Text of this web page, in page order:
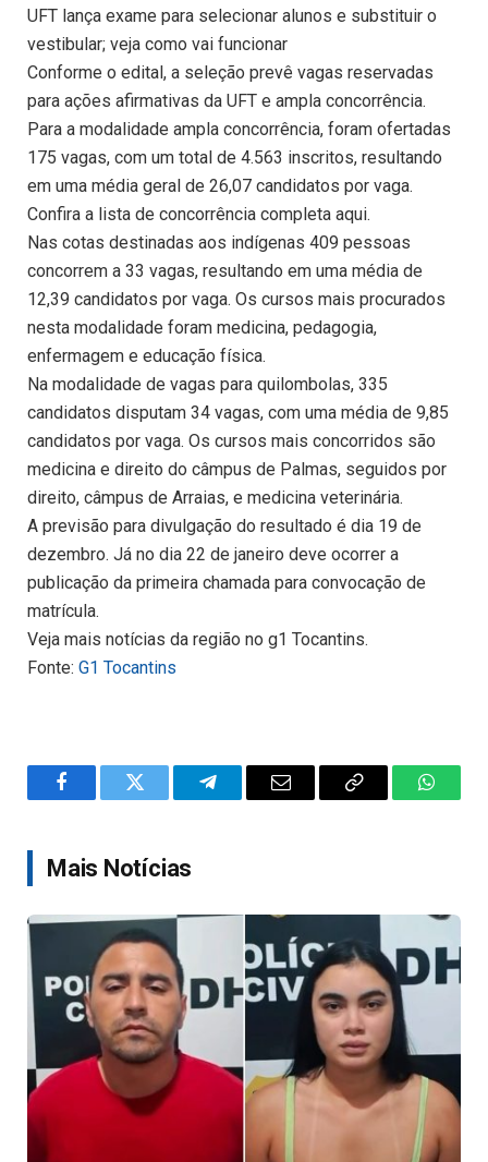
UFT lança exame para selecionar alunos e substituir o
vestibular; veja como vai funcionar
Conforme o edital, a seleção prevê vagas reservadas
para ações afirmativas da UFT e ampla concorrência.
Para a modalidade ampla concorrência, foram ofertadas
175 vagas, com um total de 4.563 inscritos, resultando
em uma média geral de 26,07 candidatos por vaga.
Confira a lista de concorrência completa aqui.
Nas cotas destinadas aos indígenas 409 pessoas
concorrem a 33 vagas, resultando em uma média de
12,39 candidatos por vaga. Os cursos mais procurados
nesta modalidade foram medicina, pedagogia,
enfermagem e educação física.
Na modalidade de vagas para quilombolas, 335
candidatos disputam 34 vagas, com uma média de 9,85
candidatos por vaga. Os cursos mais concorridos são
medicina e direito do câmpus de Palmas, seguidos por
direito, câmpus de Arraias, e medicina veterinária.
A previsão para divulgação do resultado é dia 19 de
dezembro. Já no dia 22 de janeiro deve ocorrer a
publicação da primeira chamada para convocação de
matrícula.
Veja mais notícias da região no g1 Tocantins.
Fonte: G1 Tocantins
FacebookTwitter TelegramEmail
Copy
Mais Notícias